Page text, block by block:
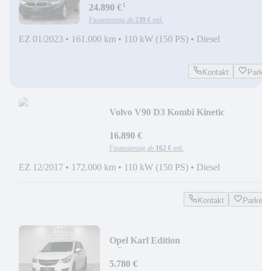
24.890 €¹
Finanzierung ab 239 € mtl.
EZ 01/2023 • 161.000 km • 110 kW (150 PS) • Diesel
Kontakt
Volvo V90 D3 Kombi Kinetic
16.890 €
Finanzierung ab 162 € mtl.
EZ 12/2017 • 172.000 km • 110 kW (150 PS) • Diesel
Kontakt
Opel Karl Edition
5.780 €